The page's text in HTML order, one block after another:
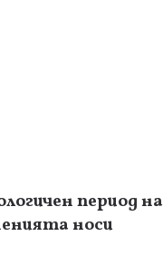
период на
носи